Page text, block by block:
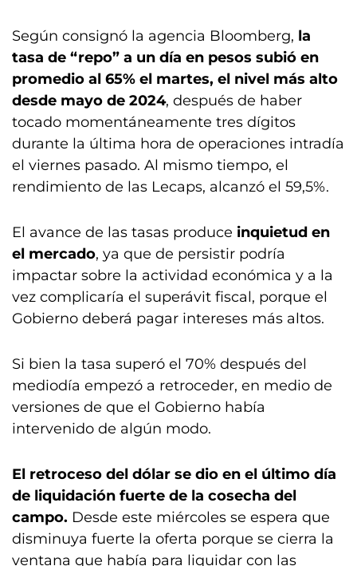
Según consignó la agencia Bloomberg, la
tasa de “repo” a un día en pesos subió en
promedio al 65% el martes, el nivel más alto
desde mayo de 2024, después de haber
tocado momentáneamente tres dígitos
durante la última hora de operaciones intradía
el viernes pasado. Al mismo tiempo, el
rendimiento de las Lecaps, alcanzó el 59,5%.
El avance de las tasas produce inquietud en
el mercado, ya que de persistir podría
impactar sobre la actividad económica y a la
vez complicaría el superávit fiscal, porque el
Gobierno deberá pagar intereses más altos.
Si bien la tasa superó el 70% después del
mediodía empezó a retroceder, en medio de
versiones de que el Gobierno había
intervenido de algún modo.
El retroceso del dólar se dio en el último día
de liquidación fuerte de la cosecha del
campo. Desde este miércoles se espera que
disminuya fuerte la oferta porque se cierra la
ventana que había para liquidar con las